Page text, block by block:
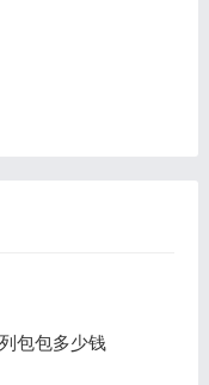
包包多少钱